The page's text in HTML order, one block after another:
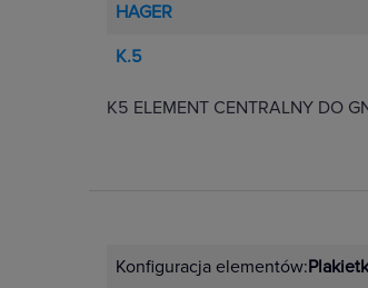
HAGER
K.5
K5 ELEMENT CENTRALNY DO
Konfiguracja elementów: